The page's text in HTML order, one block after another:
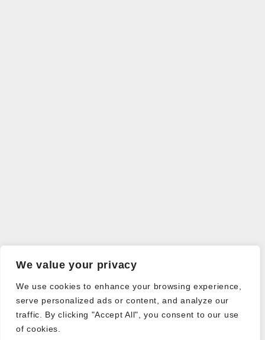
We value your privacy
We use cookies to enhance your browsing experience,
serve personalized ads or content, and analyze our
traffic. By clicking "Accept All", you consent to our use
of cookies.